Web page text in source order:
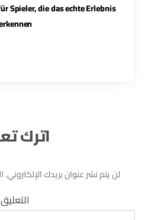
Spieler, die das echte Erlebnis
اترك
لن يتم نشر عنوان بريدك الإلكتروني.
التعليق